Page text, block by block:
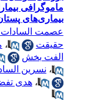
ماموگرافی
بیماری‌های پستان
عصمت السادات
حقیقت
،
الفت بخش
،نسرین
،هدی